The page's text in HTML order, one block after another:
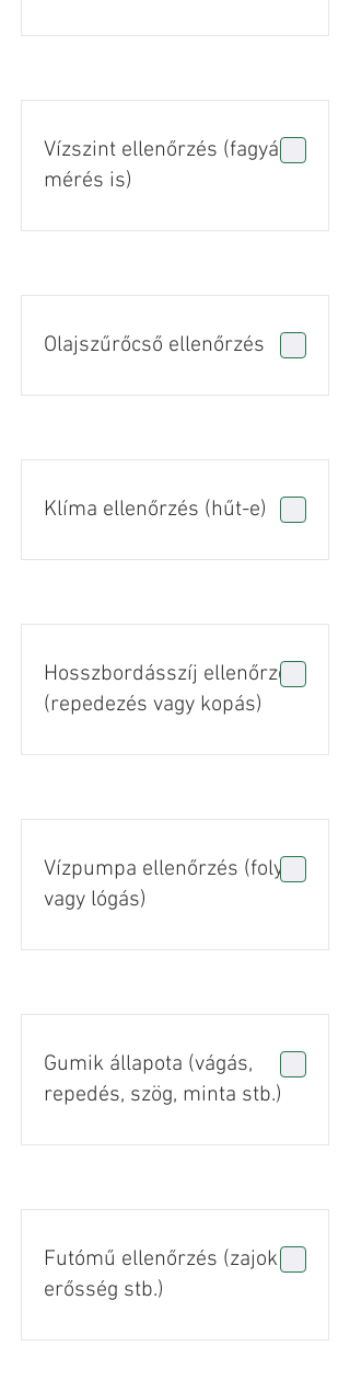
Vízszint ellenőrzés (fagyálló
mérés is)
Olajszűrőcső ellenőrzés
Klíma ellenőrzés (hűt-e)
Hosszbordásszíj ellenőrzés
(repedezés vagy kopás)
Vízpumpa ellenőrzés (folyás
vagy lógás)
Gumik állapota (vágás,
repedés, szög, minta stb.)
Futómű ellenőrzés (zajok +
erősség stb.)